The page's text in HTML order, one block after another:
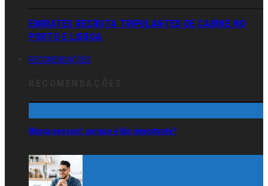
EMIRATES RECRUTA TRIPULANTES DE CABINE NO
PORTO E LISBOA
RECOMENDAÇÕES
Marca pessoal: porque é tão importante?